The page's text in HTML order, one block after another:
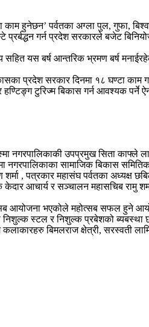
काम हुनेछन’ पर्वतका अग्ला पुल, गुफा,
प्रर्बद्धन गर्न प्रदेश सरकारले बजेट
यस बर्ष आन्तरिक भ्रमण बर्ष
प्रदेश सरकार दिनमा १८ घण्टा काम
हण्टिङ्ग टुरिज्म बिकास गर्न आवश्यक पर्ने
नगरपालिकाकी उपप्रमुख सिता काफ्ले
नगरपालिकाका सामाजिक बिकास
, पत्रकार महासंघ पर्वतका अध्यक्ष
आचार्य र सञ्चालन महासचिब रामु
आयोजना भएकोले महोत्सब सफल हुने
निशुल्क स्टल र निशुल्क प्रबेशको ब्यबस्था
बिमलराज क्षेत्री, सरस्वती